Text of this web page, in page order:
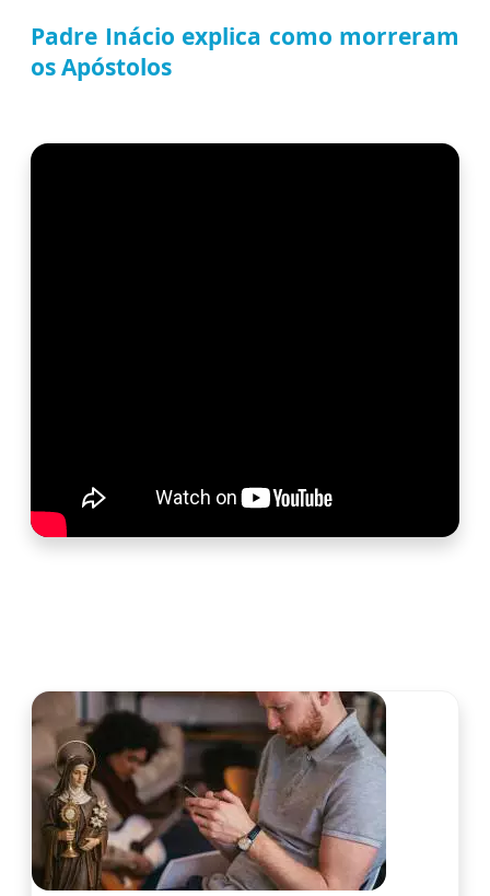
Padre Inácio explica como morreram
os Apóstolos